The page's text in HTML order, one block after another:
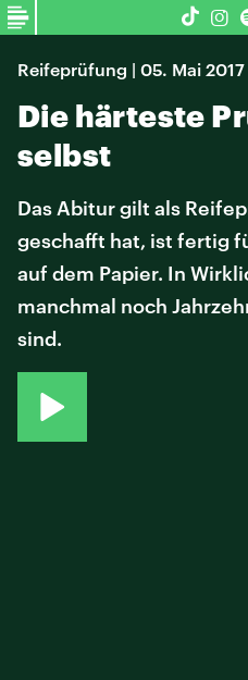
Reifeprüfung | 05. Mai 2017
Die härteste
selbst
Das Abitur gilt als
geschafft hat, ist fertig
auf dem Papier. In
manchmal noch
sind.